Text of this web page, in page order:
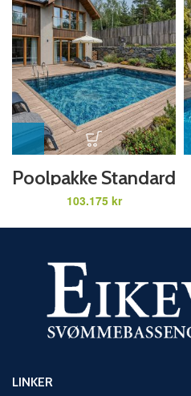
Poolpakke Standard
3 x 6 x 1,5 m
kr
LINKER